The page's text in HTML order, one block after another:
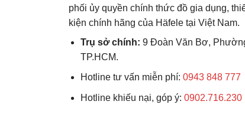
phối ủy quyền chính thức đồ gia dụng,
kiện chính hãng của Häfele tại Việt Nam.
Trụ sở chính: 9 Đoàn Văn Bơ,
TP.HCM.
Hotline tư vấn miễn phí:0943 848 777
Hotline khiếu nại, góp ý:0902.716.230